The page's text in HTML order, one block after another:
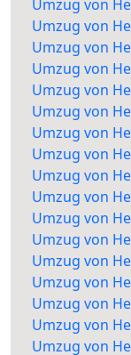
Umzug von
Umzug von
Umzug von
Umzug von
Umzug von
Umzug von
Umzug von
Umzug von
Umzug von
Umzug von
Umzug von
Umzug von
Umzug von
Umzug von
Umzug von
Umzug von
Umzug von